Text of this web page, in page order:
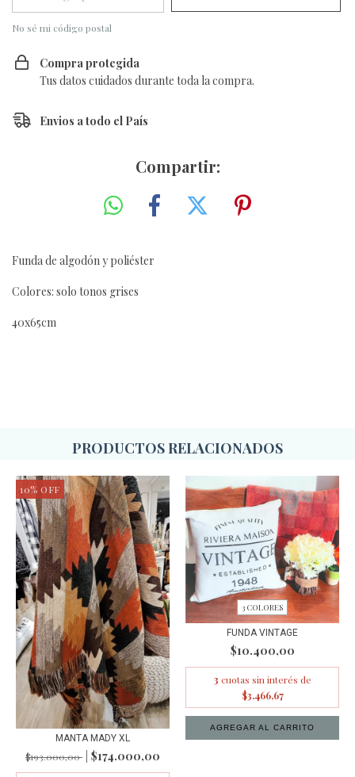
No sé mi código postal
Compra protegida
Tus datos cuidados durante toda la compra.
Envios a todo el País
Compartir:
Funda de algodón y poliéster
Colores: solo tonos grises
40x65cm
PRODUCTOS RELACIONADOS
10% OFF
MANTA MADY XL
$193.000,00 $174.000,00
3 COLORES
FUNDA VINTAGE
$10.400,00
3 cuotas sin interés de
$3.466,67
AGREGAR AL CARRITO